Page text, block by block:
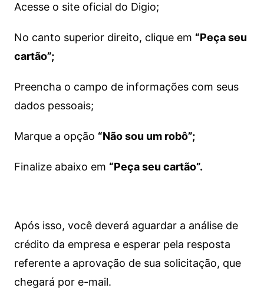
Acesse o site oficial do Digio;
No canto superior direito, clique em “Peça seu
cartão”;
Preencha o campo de informações com seus
dados pessoais;
Marque a opção “Não sou um robô”;
Finalize abaixo em “Peça seu cartão”.
Após isso, você deverá aguardar a análise de
crédito da empresa e esperar pela resposta
referente a aprovação de sua solicitação, que
chegará por e-mail.